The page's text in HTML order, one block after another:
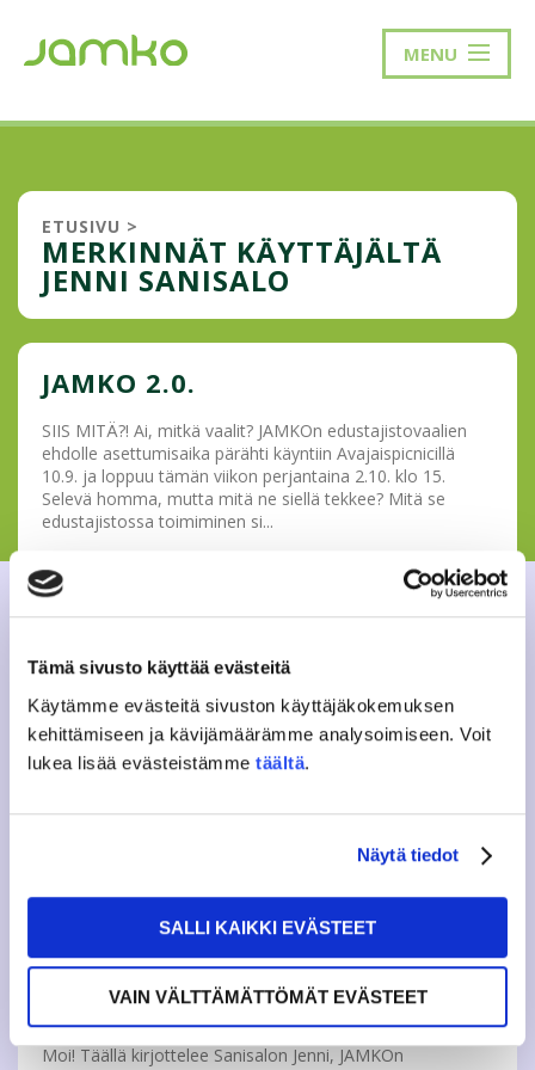
Tämä sivusto käyttää evästeitä
Käytämme evästeitä sivuston käyttäjäkokemuksen
kehittämiseen ja kävijämäärämme analysoimiseen. Voit
lukea lisää evästeistämme täältä.
Näytä tiedot
SALLI KAIKKI EVÄSTEET
VAIN VÄLTTÄMÄTTÖMÄT EVÄSTEET
MENU
ETUSIVU >
MERKINNÄT KÄYTTÄJÄLTÄ
JENNI SANISALO
JAMKO 2.0.
SIIS MITÄ?! Ai, mitkä vaalit? JAMKOn edustajistovaalien
ehdolle asettumisaika pärähti käyntiin Avajaispicnicillä
10.9. ja loppuu tämän viikon perjantaina 2.10. klo 15.
Selevä homma, mutta mitä ne siellä tekkee? Mitä se
edustajistossa toimiminen si...
BLOGI
#JAMKOCIRCUS 2015
Huhhuh! Viikko sitten juhlittiin Tursajaisia teemalla sirkus.
Päivän tarkoitus oli tutustuttaa tursaat toisiinsa yli
koulutusalarajojen suorittaen samanaikaisesti ympäri
alkuillasta saatiinkin...
BLOGI
25.9.2015
AAMUÄREÄ SÄHKÖJÄNIS
TÄÄLLÄ, KUKA SIELLÄ?
Moi! Täällä kirjottelee Sanisalon Jenni, JAMKOn